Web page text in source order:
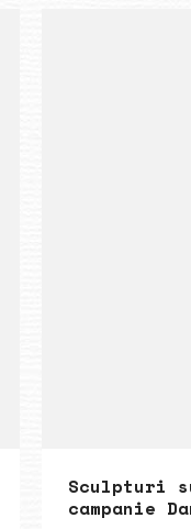
Sculpturi
campanie